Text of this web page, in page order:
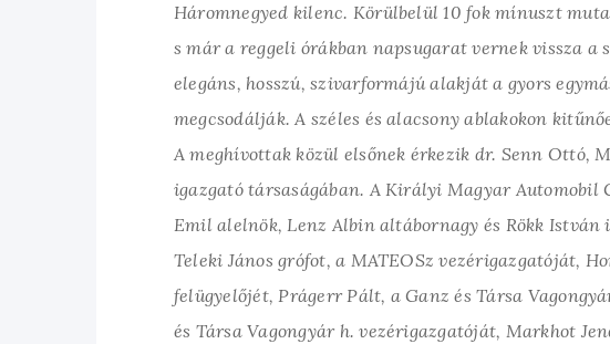
Háromnegyed kilenc. Körülbelül 10 fok mínuszt
s már a reggeli órákban napsugarat vernek vissza a
elegáns, hosszú, szivarformájú alakját a gyors
megcsodálják. A széles és alacsony ablakokon
A meghívottak közül elsőnek érkezik dr. Senn Ottó,
igazgató társaságában. A Királyi Magyar Automobil
Emil alelnök, Lenz Albin altábornagy és Rökk
Teleki János grófot, a MATEOSz vezérigazgatóját,
felügyelőjét, Prágerr Pált, a Ganz és Társa
és Társa Vagongyár h. vezérigazgatóját, Markhot